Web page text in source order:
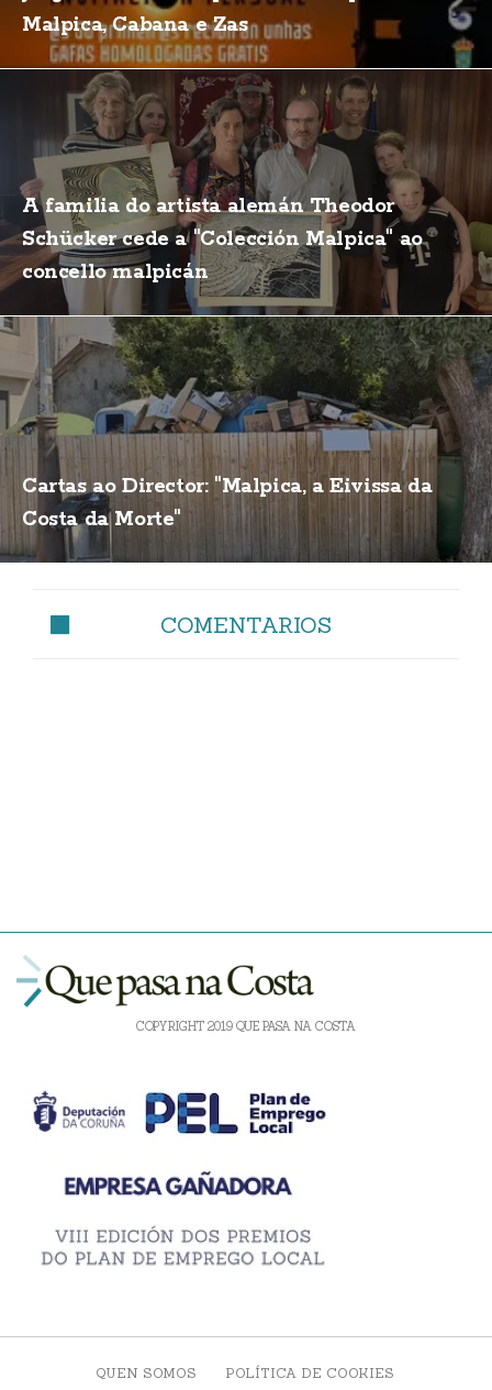
Malpica, Cabana e Zas
A familia do artista alemán Theodor
Schücker cede a "Colección Malpica" ao
concello malpicán
Cartas ao Director: "Malpica, a Eivissa da
Costa da Morte"
COMENTARIOS
COPYRIGHT 2019 QUE PASA NA COSTA
QUEN SOMOS POLÍTICA DE COOKIES